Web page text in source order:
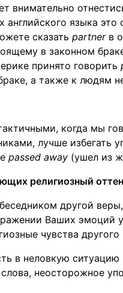
внимательно
английского языка
сказать partnerв
в законном
принято говорить
а также к людям
когда мы
лучше избегать
passed away (ушел из
религиозный
другой
Ваших эмоций
чувства другого
в неловкую
неосторожное